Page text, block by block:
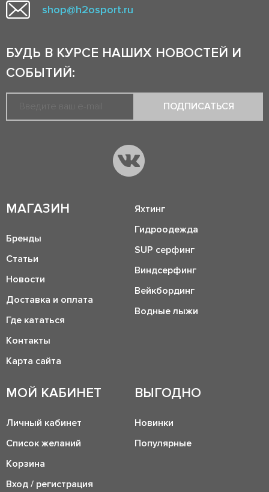
shop@h2osport.ru
БУДЬ В КУРСЕ НАШИХ НОВОСТЕЙ И
СОБЫТИЙ:
ПОДПИСАТЬСЯ
МАГАЗИН
Бренды
Статьи
Новости
Доставка и оплата
Где кататься
Контакты
Карта сайта
Яхтинг
Гидроодежда
SUP серфинг
Виндсерфинг
Вейкбординг
Водные лыжи
МОЙ КАБИНЕТ
Личный кабинет
Список желаний
Корзина
Вход / регистрация
ВЫГОДНО
Новинки
Популярные